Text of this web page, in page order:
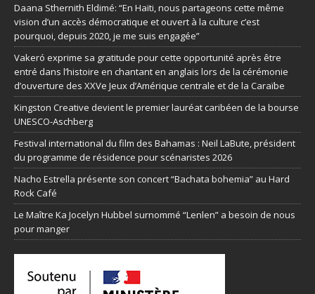
Daana Sthernith Eldimé: “En Haïti, nous partageons cette même
vision d’un accès démocratique et ouvert à la culture c’est
pourquoi, depuis 2020, je me suis engagée”
Vakeró exprime sa gratitude pour cette opportunité après être
entré dans l’histoire en chantant en anglais lors de la cérémonie
d’ouverture des XXVe Jeux d’Amérique centrale et de la Caraïbe
Kingston Creative devient le premier lauréat caribéen de la bourse
UNESCO-Aschberg
Festival international du film des Bahamas : Neil LaBute, président
du programme de résidence pour scénaristes 2026
Nacho Estrella présente son concert “Bachata bohemia” au Hard
Rock Café
Le Maître Ka Jocelyn Hubbel surnommé “Lenlen” a besoin de nous
pour manger